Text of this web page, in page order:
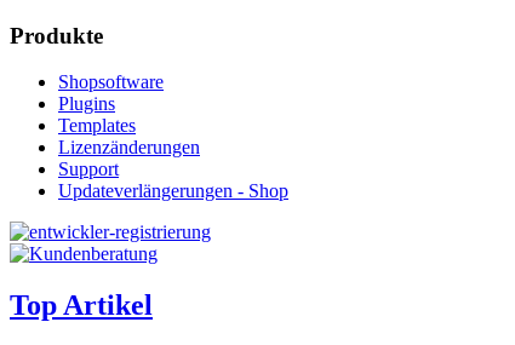
Produkte
Shopsoftware
Plugins
Templates
Lizenzänderungen
Support
Updateverlängerungen - Shop
Top Artikel